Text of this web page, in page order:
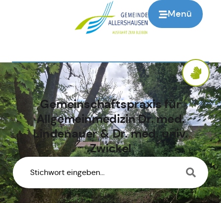
Menü
Gemeinschaftspraxis für
Allgemeinmedizin Dr. med.
Lindenauer & Dr. med. univ.
Zwickel